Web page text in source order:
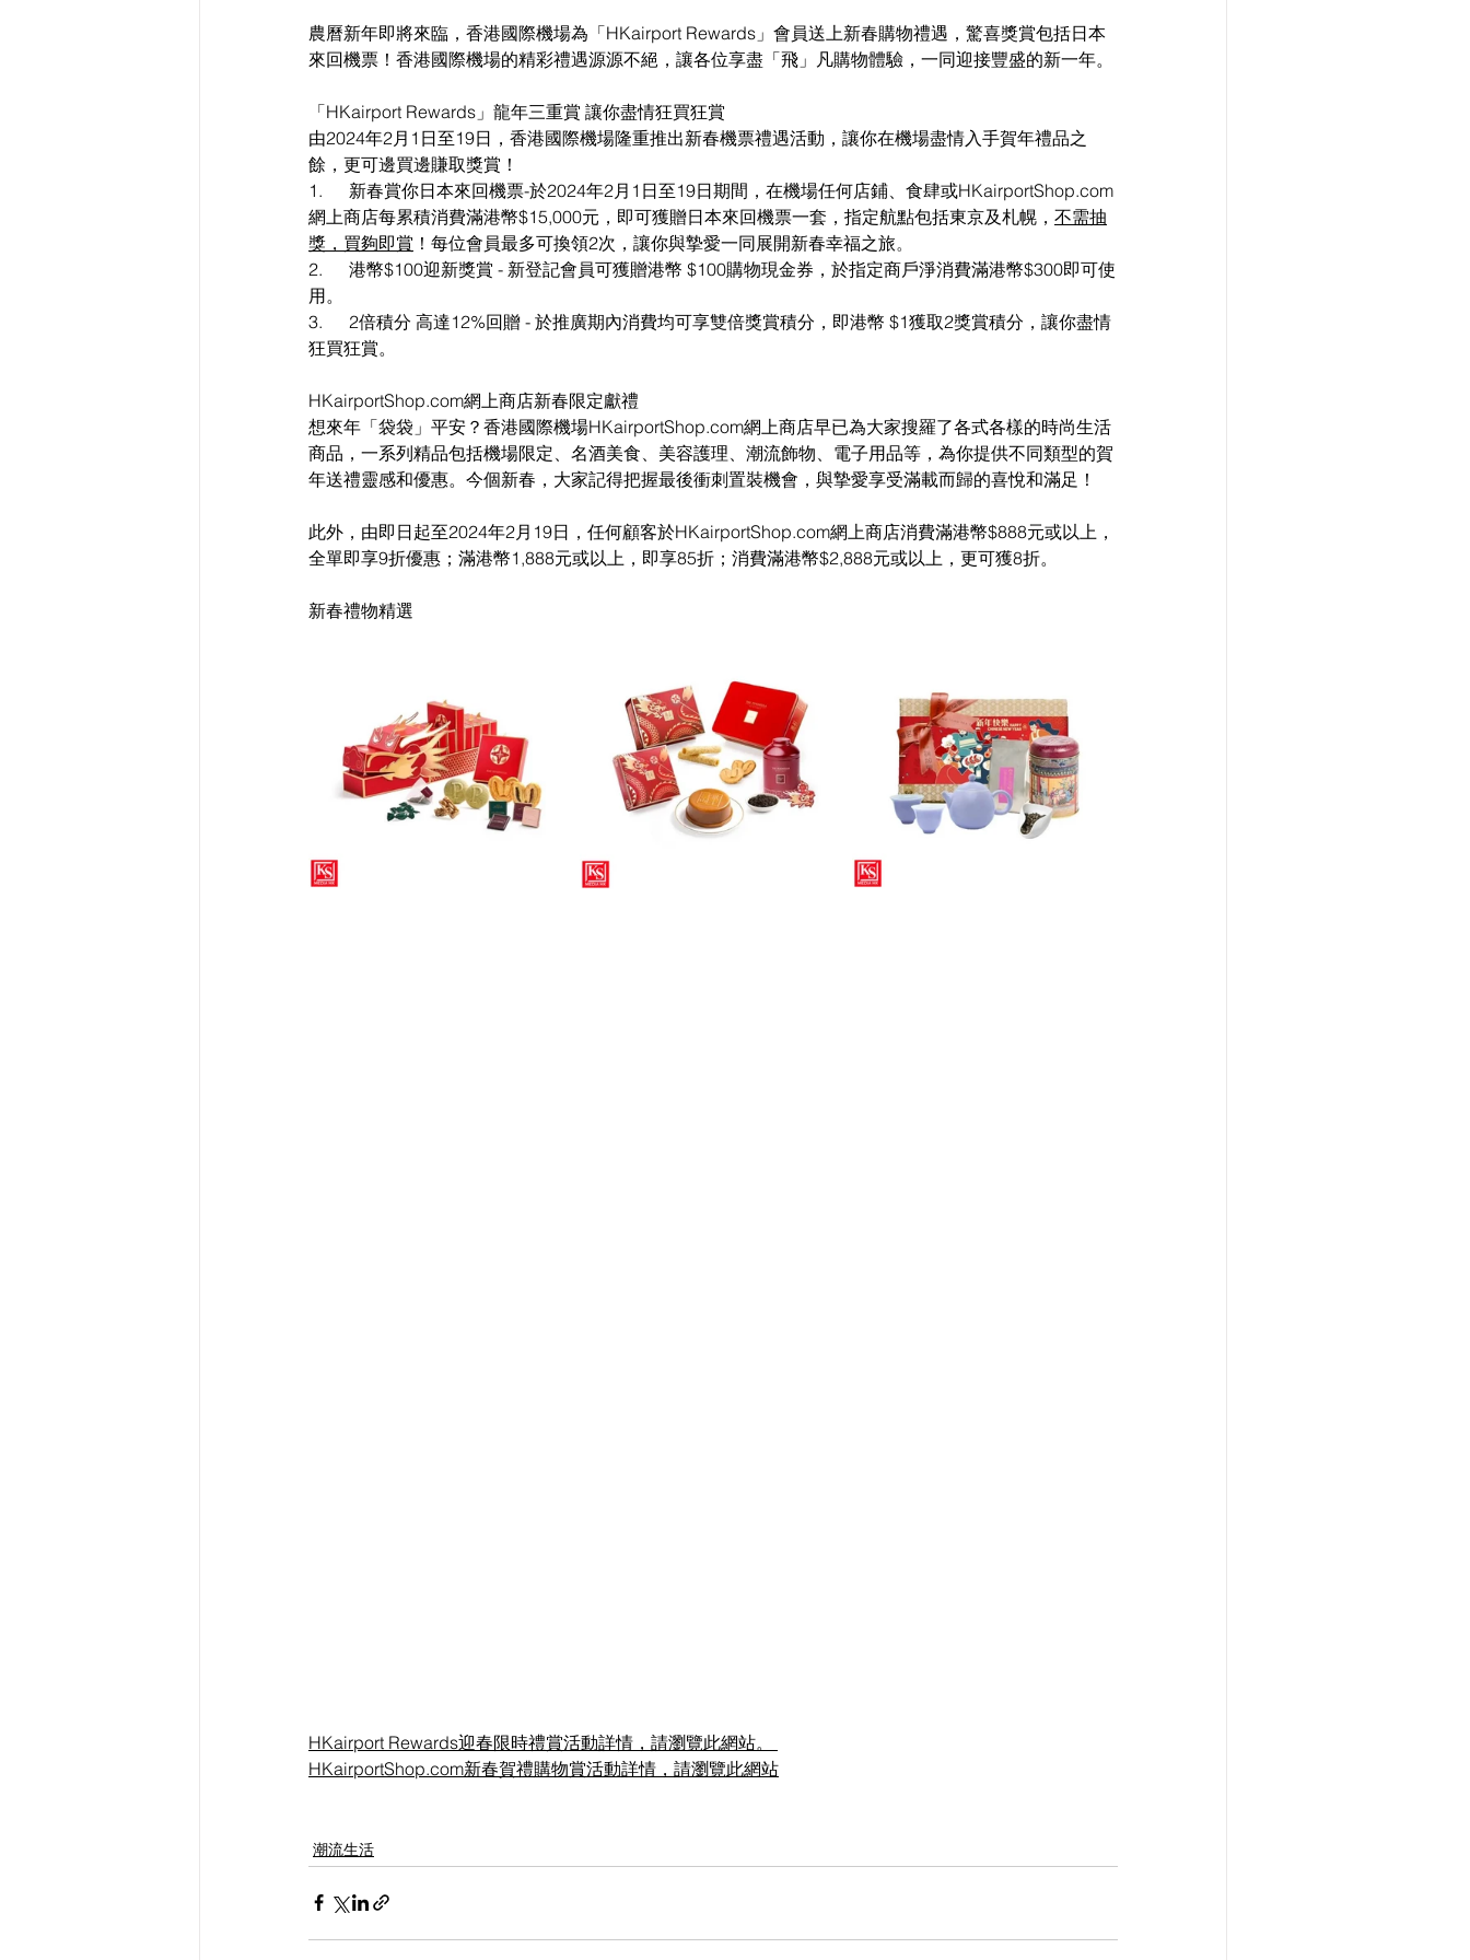
農曆新年即將來臨，香港國際機場為「HKairport Rewards」會員送上新春購物禮遇，驚喜獎賞包括日本
來回機票！香港國際機場的精彩禮遇源源不絕，讓各位享盡「飛」凡購物體驗，一同迎接豐盛的新一年。
「HKairport Rewards」龍年三重賞 讓你盡情狂買狂賞
由2024年2月1日至19日，香港國際機場隆重推出新春機票禮遇活動，讓你在機場盡情入手賀年禮品之
餘，更可邊買邊賺取獎賞！
1. 新春賞你日本來回機票-於2024年2月1日至19日期間，在機場任何店鋪、食肆或HKairportShop.com
網上商店每累積消費滿港幣$15,000元，即可獲贈日本來回機票一套，指定航點包括東京及札幌， 不需抽
獎，買夠即賞 ！ 每位會員最多可換領2次，讓你與摯愛一同展開新春幸福之旅。
2. 港幣$100迎新獎賞 - 新登記會員可獲贈港幣 $100購物現金券，於指定商戶淨消費滿港幣$300即可使
用。
3. 2倍積分 高達12%回贈 - 於推廣期內消費均可享雙倍獎賞積分，即港幣 $1獲取2獎賞積分，讓你盡情
狂買狂賞。
HKairportShop.com網上商店新春限定獻禮
想來年「袋袋」平安？香港國際機場HKairportShop.com網上商店早已為大家搜羅了各式各樣的時尚生活
商品，一系列精品包括機場限定、名酒美食、美容護理、潮流飾物、電子用品等，為你提供不同類型的賀
年送禮靈感和優惠。今個新春，大家記得把握最後衝刺置裝機會，與摯愛享受滿載而歸的喜悅和滿足！
此外，由即日起至2024年2月19日，任何顧客於HKairportShop.com網上商店消費滿港幣$888元或以上，
全單即享9折優惠；滿港幣1,888元或以上，即享85折；消費滿港幣$2,888元或以上，更可獲8折。
新春禮物精選
HKairport Rewards迎春限時禮賞活動詳情，請瀏覽此網站。
HKairportShop.com新春賀禮購物賞活動詳情，請瀏覽此網站
潮流生活